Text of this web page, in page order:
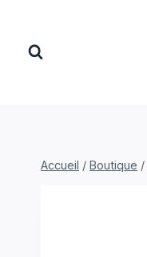
contenu
Accueil / Boutique /